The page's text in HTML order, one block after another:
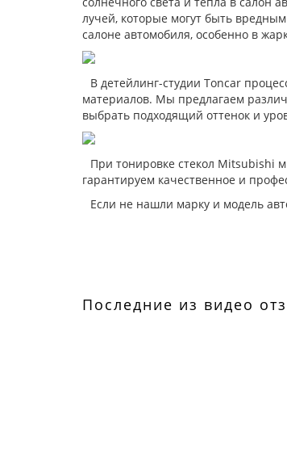
лучей, которые могут быть
салоне автомобиля, особенно в
В детейлинг-студии Toncar
материалов. Мы предлагаем
выбрать подходящий оттенок и
При тонировке стекол Mitsubishi
гарантируем качественное и
Если не нашли марку и модель
Последние из видео